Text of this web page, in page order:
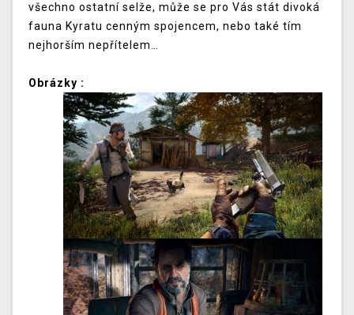
všechno ostatní selže, může se pro Vás stát divoká
fauna Kyratu cenným spojencem, nebo také tím
nejhorším nepřítelem…
Obrázky :